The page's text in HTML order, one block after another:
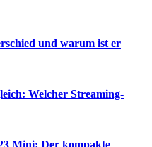
und warum ist er
Welcher Streaming-
Mini: Der kompakte